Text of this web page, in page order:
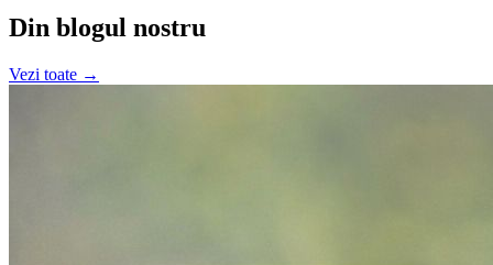
Din blogul nostru
Vezi toate →